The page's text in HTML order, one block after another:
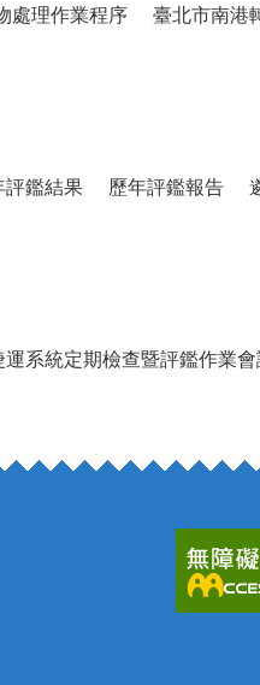
處理作業程序 臺北市南港
評鑑結果 歷年評鑑報告
運系統定期檢查暨評鑑作業